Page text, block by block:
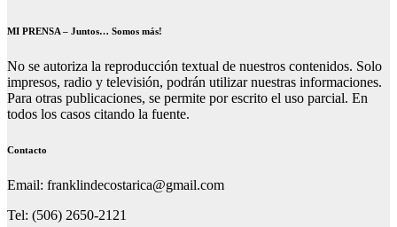
MI PRENSA – Juntos… Somos más!
No se autoriza la reproducción textual de nuestros contenidos. Solo
impresos, radio y televisión, podrán utilizar nuestras informaciones.
Para otras publicaciones, se permite por escrito el uso parcial. En
todos los casos citando la fuente.
Contacto
Email: franklindecostarica@gmail.com
Tel: (506) 2650-2121